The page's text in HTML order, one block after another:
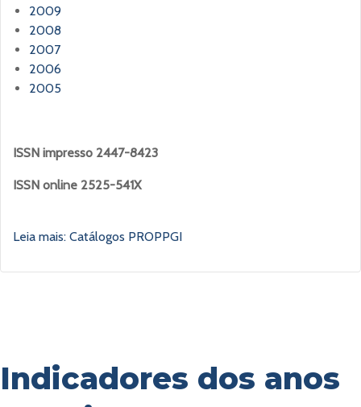
2009
2008
2007
2006
2005
ISSN impresso 2447-8423
ISSN online 2525-541X
Leia mais: Catálogos PROPPGI
Indicadores dos anos